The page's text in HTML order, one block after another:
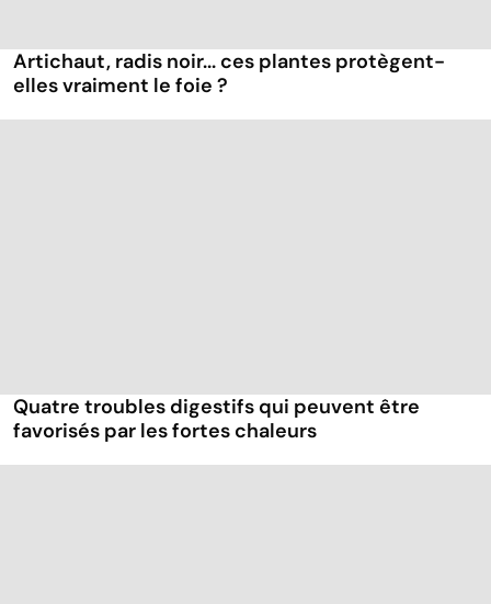
Artichaut, radis noir... ces plantes protègent-
elles vraiment le foie ?
Quatre troubles digestifs qui peuvent être
favorisés par les fortes chaleurs